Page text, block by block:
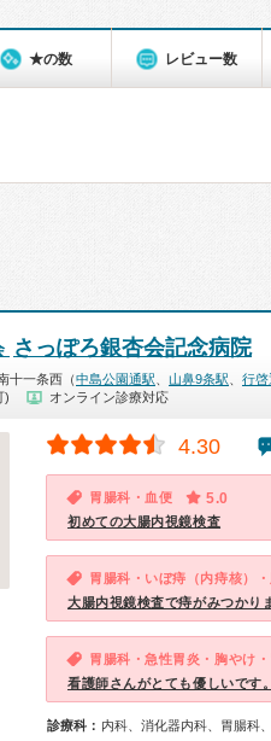
★の数 レビュー数
さっぽろ銀杏会記念病院
十一条西（中島公園通駅 山鼻9条駅 行啓
)
オンライン診療対応
4.30
胃腸科・血便 5.0
初めての大腸内視鏡検査
胃腸科・いぼ痔（内痔核）
大腸内視鏡検査で痔がみつかり
胃腸科・急性胃炎・胸やけ
看護師さんがとても優しいです。
診療科： 内科、消化器内科、胃腸科